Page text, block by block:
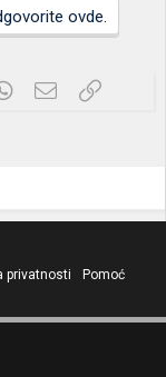
ovde.
WhatsApp
Imejl Link
privatnosti
Pomoć